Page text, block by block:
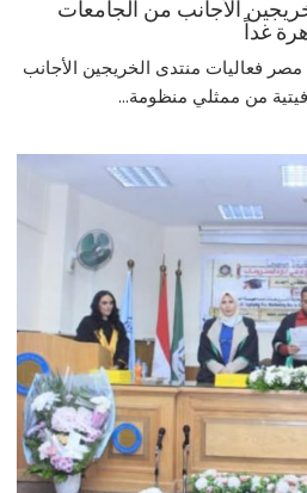
الأجانب من الجامعات
غداً
فعاليات منتدى الخريجين الأجانب
من ممثلي منظومة...